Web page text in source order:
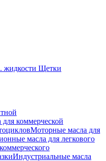
жидкости Щетки
коммерческой
Моторные масла для
масла для легкового
Индустриальные масла